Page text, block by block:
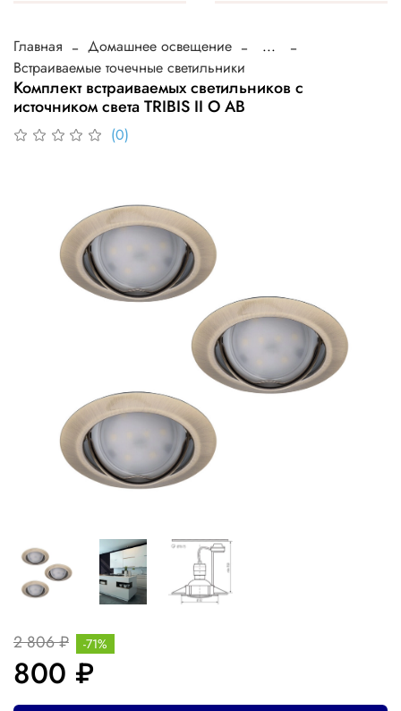
Главная Домашнее освещение
...
Встраиваемые точечные светильники
Комплект встраиваемых светильников с
источником света TRIBIS II O AB
(0)
2 806 ₽
800 ₽
-71%